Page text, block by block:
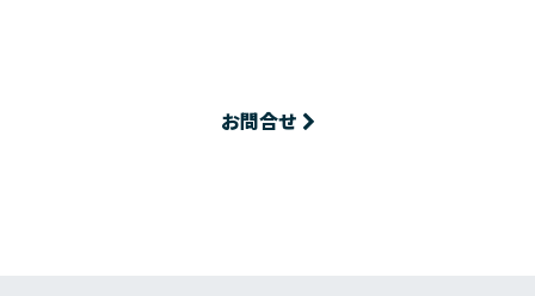
お問合せ